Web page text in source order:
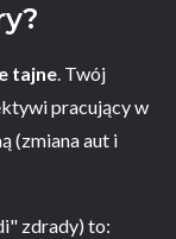
tajne. Twój
pracujący w
(zmiana aut i
zdrady) to: